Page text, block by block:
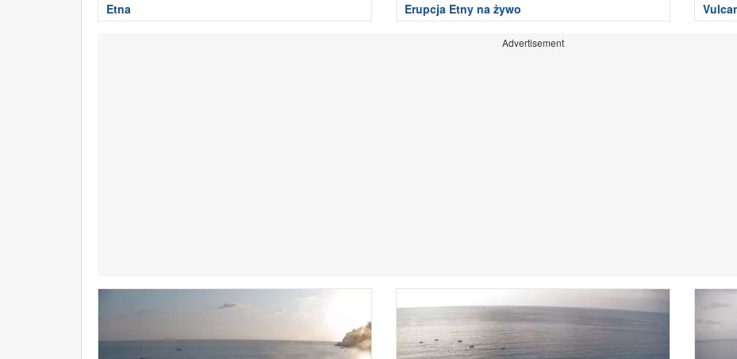
Etna Erupcja Etny na żywo
Advertisement